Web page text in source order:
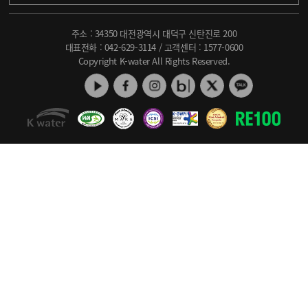
주소 : 34350 대전광역시 대덕구 신탄진로 200
대표전화 : 042-629-3114 / 고객센터 : 1577-0600
Copyright K-water All Rights Reserved.